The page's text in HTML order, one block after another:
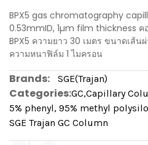
BPX5 gas chromatography
0.53mmID, 1µm film thickness
BPX5 ความยาว 30 เมตร ขนาดเส้น
ความหนาฟิล์ม 1 ไมครอน
Brands: SGE(Trajan)
Categories:GC,Capillary
5% phenyl, 95% methyl
SGE Trajan GC Column